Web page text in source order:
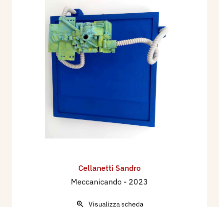
Cellanetti Sandro
Meccanicando - 2023
Visualizza scheda